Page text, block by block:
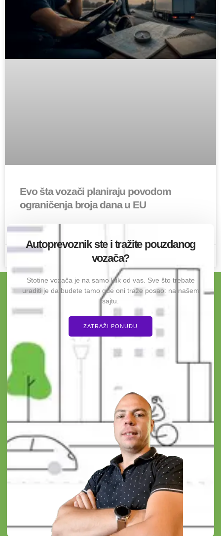
Evo šta vozači planiraju povodom
ograničenja broja dana u EU
PROĆITAJ O OVOME »
2 komentara
Autoprevoznik ste i tražite pouzdanog
vozača?
Stotine vozača je na samo klik od vas. Sve što trebate
uraditi je da budete tamo gde oni traže posao: na našem
sajtu.
ZATRAŽI PONUDU